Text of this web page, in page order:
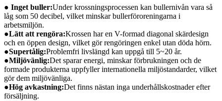
● Inget buller:Under krossningsprocessen kan bullernivån vara så
låg som 50 decibel, vilket minskar bullerföroreningarna i
arbetsmiljön.
●Lätt att rengöra:Krossen har en V-formad diagonal skärdesign
och en öppen design, vilket gör rengöringen enkel utan döda hörn.
●Supertålig:Problemfri livslängd kan uppgå till 5~20 år.
●Miljövänlig:Det sparar energi, minskar förbrukningen och de
formade produkterna uppfyller internationella miljöstandarder, vilket
gör dem miljövänliga.
●Hög avkastning:Det finns nästan inga underhållskostnader efter
försäljning.